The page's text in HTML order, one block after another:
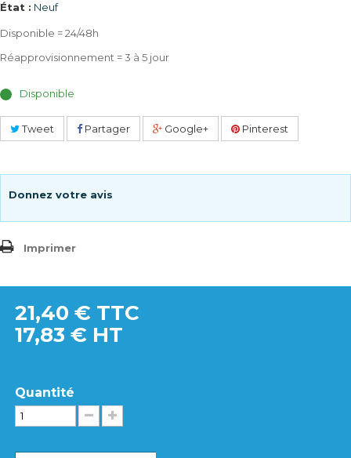
État : Neuf
Disponible = 24/48h
Réapprovisionnement = 3 à 5 jour
Disponible
Tweet Partager Google+ Pinterest
Donnez votre avis
Imprimer
21,40 € TTC
17,83 € HT
Quantité